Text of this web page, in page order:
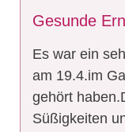
Gesunde
Es war ein
am 19.4.im
gehört
Süßigkeiten